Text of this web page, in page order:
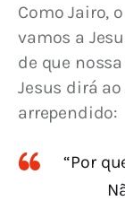
Como Jairo,
vamos a
de que
Jesus dirá
arrependido:
“Por